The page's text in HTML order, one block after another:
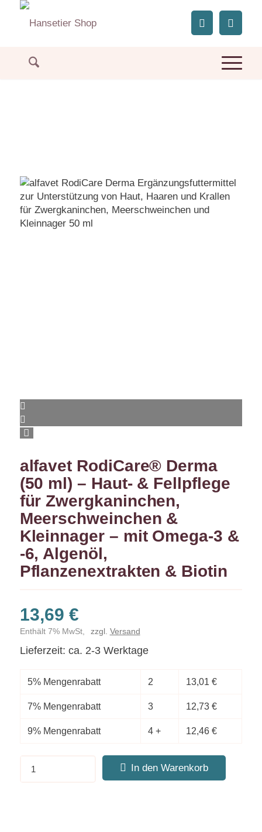
alfavet RodiCare® Derma
(50 ml) – Haut- & Fellpflege
für Zwergkaninchen,
Meerschweinchen &
Kleinnager – mit Omega-3 &
-6, Algenöl,
Pflanzenextrakten & Biotin
13,69 €
Enthält 7% MwSt, zzgl. Versand
Lieferzeit: ca. 2-3 Werktage
5% Mengenrabatt 2 13,01 €
7% Mengenrabatt 3 12,73 €
9% Mengenrabatt 4 + 12,46 €
In den Warenkorb